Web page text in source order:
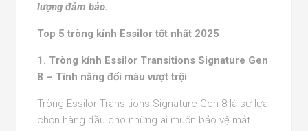
lượng đảm bảo.
Top 5 tròng kính Essilor tốt nhất 2025
1. Tròng kính Essilor Transitions Signature Gen
8 – Tính năng đổi màu vượt trội
Tròng Essilor Transitions Signature Gen 8 là sự lựa
chọn hàng đầu cho những ai muốn bảo vệ mắt